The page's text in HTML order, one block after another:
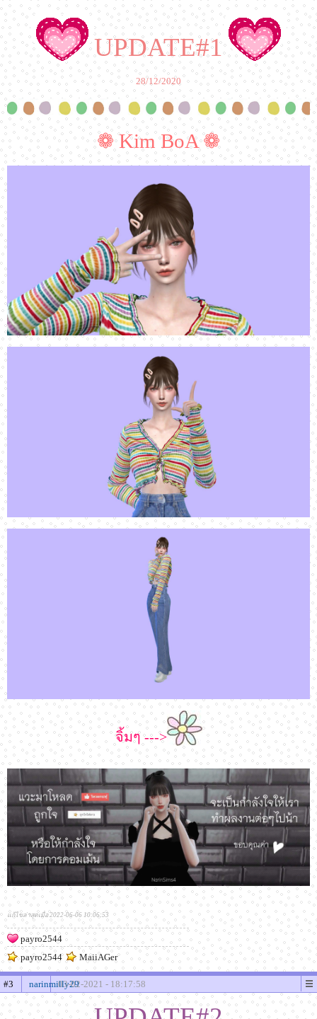
UPDATE#1
28/12/2020
❁ Kim BoA ❁
จิ้มๆ --->
แก้ไขล่าสุดเมื่อ 2022-06-06 10:06:53
payro2544
payro2544
MaiiAGer
#3 narinmilly2903-02-2021 - 18:17:58